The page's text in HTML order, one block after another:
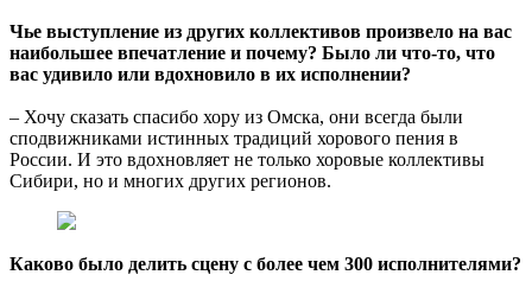
Чье выступление из других коллективов произвело на вас
наибольшее впечатление и почему? Было ли что-то, что
вас удивило или вдохновило в их исполнении?
– Хочу сказать спасибо хору из Омска, они всегда были
сподвижниками истинных традиций хорового пения в
России. И это вдохновляет не только хоровые коллективы
Сибири, но и многих других регионов.
Каково было делить сцену с более чем 300 исполнителями?